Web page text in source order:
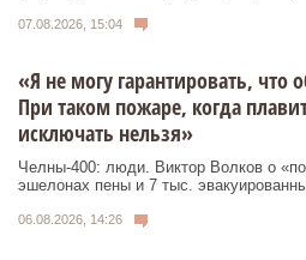
07.08.2026, 15:04
«Я не могу гарантировать, что
При таком пожаре, когда
исключать нельзя»
Челны-400: люди. Виктор Волков о
эшелонах пены и 7 тыс.
06.08.2026, 14:26